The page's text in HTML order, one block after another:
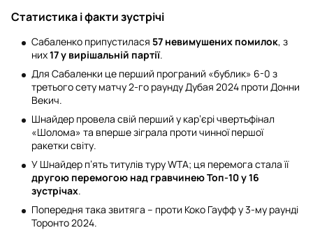
Статистика і факти зустрічі
Сабаленко припустилася 57 невимушених помилок, з
них17 у вирішальній партії.
Для Сабаленки це перший програний «бублик» 6-0 з
третього сету матчу 2-го раунду Дубая 2024 проти Донни
Векич.
Шнайдер провела свій перший у кар’єрі чвертьфінал
«Шолома» та вперше зіграла проти чинної першої
ракетки світу.
У Шнайдер п’ять титулів туру WTA; ця перемога стала її
другою перемогою над гравчинею Топ-10 у 16
зустрічах.
Попередня така звитяга – проти Коко Гауфф у 3-му раунді
Торонто 2024.